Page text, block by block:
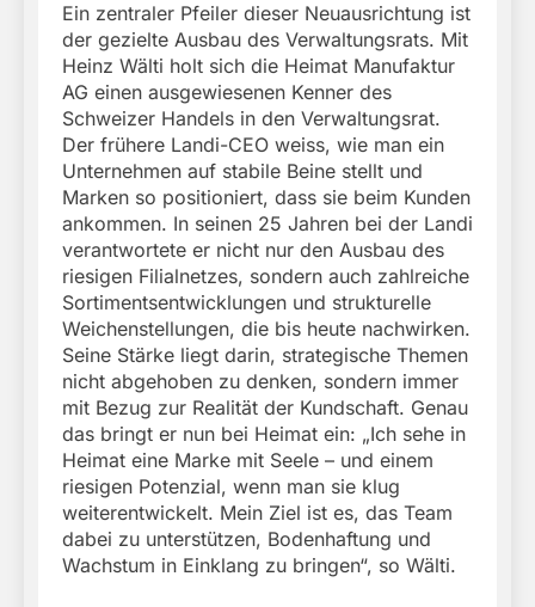
Ein zentraler Pfeiler dieser Neuausrichtung ist
der gezielte Ausbau des Verwaltungsrats. Mit
Heinz Wälti holt sich die Heimat Manufaktur
AG einen ausgewiesenen Kenner des
Schweizer Handels in den Verwaltungsrat.
Der frühere Landi-CEO weiss, wie man ein
Unternehmen auf stabile Beine stellt und
Marken so positioniert, dass sie beim Kunden
ankommen. In seinen 25 Jahren bei der Landi
verantwortete er nicht nur den Ausbau des
riesigen Filialnetzes, sondern auch zahlreiche
Sortimentsentwicklungen und strukturelle
Weichenstellungen, die bis heute nachwirken.
Seine Stärke liegt darin, strategische Themen
nicht abgehoben zu denken, sondern immer
mit Bezug zur Realität der Kundschaft. Genau
das bringt er nun bei Heimat ein: „Ich sehe in
Heimat eine Marke mit Seele – und einem
riesigen Potenzial, wenn man sie klug
weiterentwickelt. Mein Ziel ist es, das Team
dabei zu unterstützen, Bodenhaftung und
Wachstum in Einklang zu bringen“, so Wälti.